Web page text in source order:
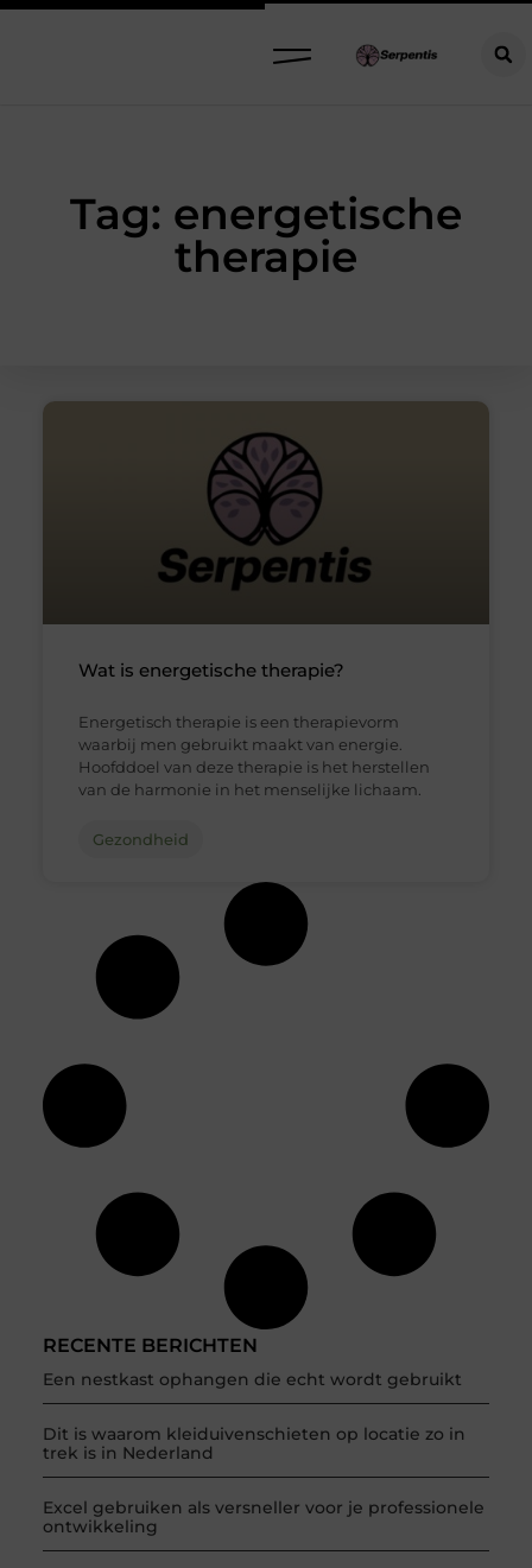
Tag: energetische
therapie
RECENTE BERICHTEN
Een nestkast ophangen die echt wordt gebruikt
Dit is waarom kleiduivenschieten op locatie zo in
trek is in Nederland
Excel gebruiken als versneller voor je professionele
ontwikkeling
Wat is energetische therapie?
Energetisch therapie is een therapievorm
waarbij men gebruikt maakt van energie.
Hoofddoel van deze therapie is het herstellen
van de harmonie in het menselijke lichaam.
Gezondheid